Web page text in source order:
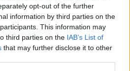
opt-out of the further
information by third parties on the
This information may
third parties on the IAB’s List of
that may further disclose it to other